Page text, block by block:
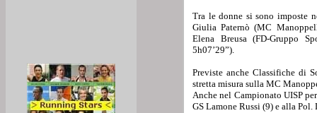
Tra le donne si sono imposte
Giulia Paternò (MC
Elena Breusa (FD-Gruppo
5h07’29”).
Previste anche Classifiche di
stretta misura sulla MC
Anche nel Campionato UISP
GS Lamone Russi (9) e alla Pol.